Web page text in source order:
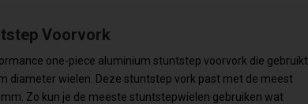
Voorvork
one-piece aluminium stuntstep voorvork die gebruikt
diameter wielen. Deze stuntstep vork past met de meest
Zo kun je de meeste stuntstepwielen gebruiken wat